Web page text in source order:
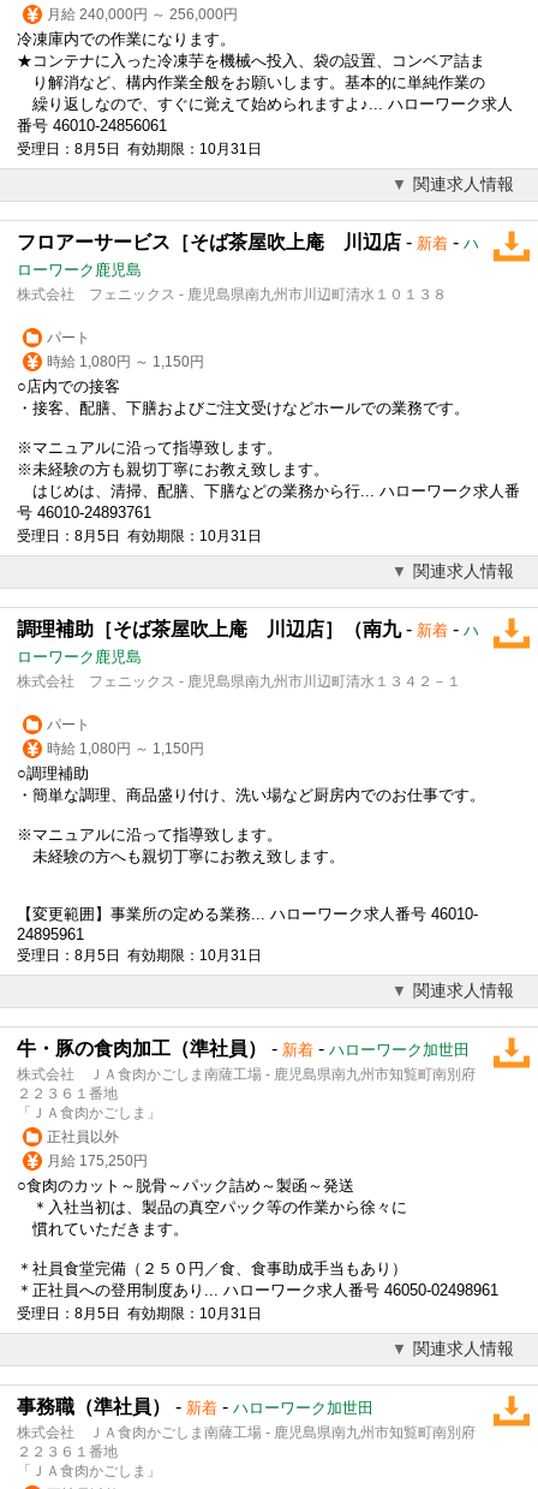
月給 240,000円 ～ 256,000円
冷凍庫内での作業になります。
★コンテナに入った冷凍芋を機械へ投入、袋の設置、コンベア詰ま
り解消など、構内作業全般をお願いします。基本的に単純作業の
繰り返しなので、すぐに覚えて始められますよ♪... ハローワーク求人
番号 46010-24856061
受理日：8月5日 有効期限：10月31日
関連求人情報
フロアーサービス［そば茶屋吹上庵 川辺店 - 新着 - ハ
ローワーク鹿児島
株式会社 フェニックス - 鹿児島県南九州市川辺町清水１０１３８
パート
時給 1,080円 ～ 1,150円
○店内での接客
・接客、配膳、下膳およびご注文受けなどホールでの業務です。
※マニュアルに沿って指導致します。
※未経験の方も親切丁寧にお教え致します。
はじめは、清掃、配膳、下膳などの業務から行... ハローワーク求人番
号 46010-24893761
受理日：8月5日 有効期限：10月31日
関連求人情報
調理補助［そば茶屋吹上庵 川辺店］（南九- 新着 - ハ
ローワーク鹿児島
株式会社 フェニックス - 鹿児島県南九州市川辺町清水１３４２－１
パート
時給 1,080円 ～ 1,150円
○調理補助
・簡単な調理、商品盛り付け、洗い場など厨房内でのお仕事です。
※マニュアルに沿って指導致します。
未経験の方へも親切丁寧にお教え致します。
【変更範囲】事業所の定める業務... ハローワーク求人番号 46010-
24895961
受理日：8月5日 有効期限：10月31日
関連求人情報
牛・豚の食肉加工（準社員） - 新着 - ハローワーク加世田
株式会社 ＪＡ食肉かごしま南薩工場 - 鹿児島県南九州市知覧町南別府
２２３６１番地
「ＪＡ食肉かごしま」
正社員以外
月給 175,250円
○食肉のカット～脱骨～パック詰め～製函～発送
＊入社当初は、製品の真空パック等の作業から徐々に
慣れていただきます。
＊社員食堂完備（２５０円／食、食事助成手当もあり）
＊正社員への登用制度あり... ハローワーク求人番号 46050-02498961
受理日：8月5日 有効期限：10月31日
関連求人情報
事務職（準社員） - 新着 - ハローワーク加世田
株式会社 ＪＡ食肉かごしま南薩工場 - 鹿児島県南九州市知覧町南別府
２２３６１番地
「ＪＡ食肉かごしま」